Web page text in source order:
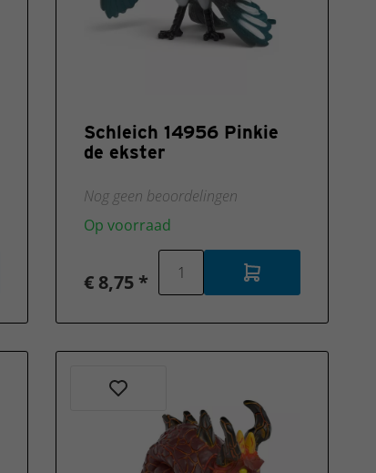
Schleich 14956 Pinkie
de ekster
Nog geen beoordelingen
Op voorraad
€ 8,75 *